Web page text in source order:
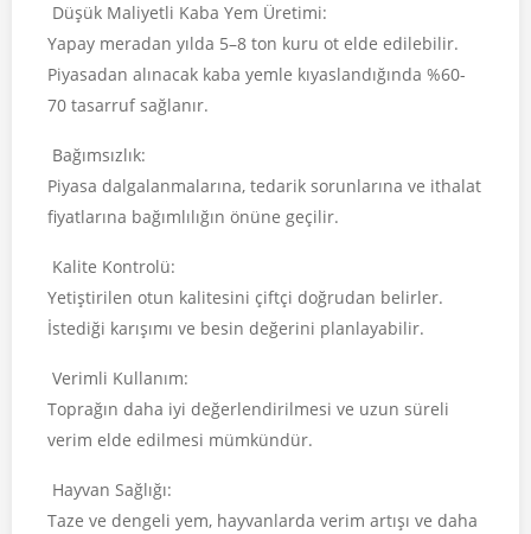
Düşük Maliyetli Kaba Yem Üretimi:
Yapay meradan yılda 5–8 ton kuru ot elde edilebilir.
Piyasadan alınacak kaba yemle kıyaslandığında %60-
70 tasarruf sağlanır.
Bağımsızlık:
Piyasa dalgalanmalarına, tedarik sorunlarına ve ithalat
fiyatlarına bağımlılığın önüne geçilir.
Kalite Kontrolü:
Yetiştirilen otun kalitesini çiftçi doğrudan belirler.
İstediği karışımı ve besin değerini planlayabilir.
Verimli Kullanım:
Toprağın daha iyi değerlendirilmesi ve uzun süreli
verim elde edilmesi mümkündür.
Hayvan Sağlığı:
Taze ve dengeli yem, hayvanlarda verim artışı ve daha